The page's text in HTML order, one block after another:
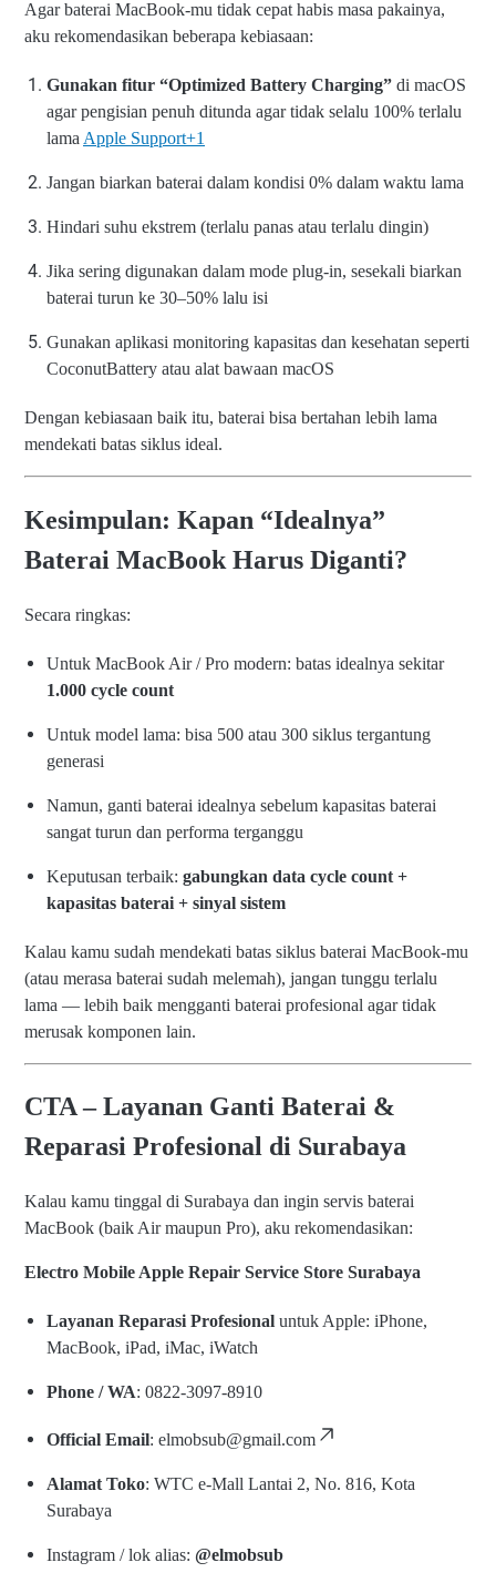
Agar baterai MacBook-mu tidak cepat habis masa pakainya,
aku rekomendasikan beberapa kebiasaan:
Gunakan fitur “Optimized Battery Charging” di macOS
agar pengisian penuh ditunda agar tidak selalu 100% terlalu
lama Apple Support+1
Jangan biarkan baterai dalam kondisi 0% dalam waktu lama
Hindari suhu ekstrem (terlalu panas atau terlalu dingin)
Jika sering digunakan dalam mode plug-in, sesekali biarkan
baterai turun ke 30–50% lalu isi
Gunakan aplikasi monitoring kapasitas dan kesehatan seperti
CoconutBattery atau alat bawaan macOS
Dengan kebiasaan baik itu, baterai bisa bertahan lebih lama
mendekati batas siklus ideal.
Kesimpulan: Kapan “Idealnya”
Baterai MacBook Harus Diganti?
Secara ringkas:
Untuk MacBook Air / Pro modern: batas idealnya sekitar
1.000 cycle count
Untuk model lama: bisa 500 atau 300 siklus tergantung
generasi
Namun, ganti baterai idealnya sebelum kapasitas baterai
sangat turun dan performa terganggu
Keputusan terbaik: gabungkan data cycle count +
kapasitas baterai + sinyal sistem
Kalau kamu sudah mendekati batas siklus baterai MacBook-mu
(atau merasa baterai sudah melemah), jangan tunggu terlalu
lama — lebih baik mengganti baterai profesional agar tidak
merusak komponen lain.
CTA – Layanan Ganti Baterai &
Reparasi Profesional di Surabaya
Kalau kamu tinggal di Surabaya dan ingin servis baterai
MacBook (baik Air maupun Pro), aku rekomendasikan:
Electro Mobile Apple Repair Service Store Surabaya
Layanan Reparasi Profesional untuk Apple: iPhone,
MacBook, iPad, iMac, iWatch
Phone / WA: 0822‑3097‑8910
Official Email: elmobsub@gmail.com
Alamat Toko: WTC e‑Mall Lantai 2, No. 816, Kota
Surabaya
Instagram / lok alias: @elmobsub